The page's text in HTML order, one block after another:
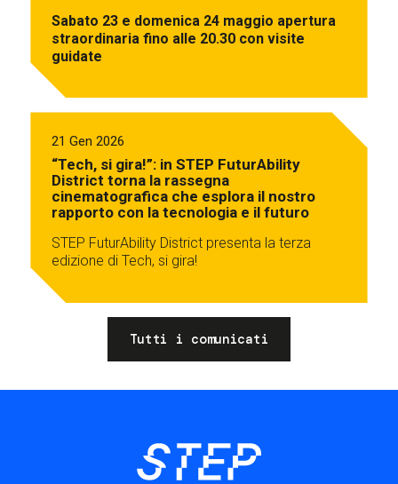
Sabato 23 e domenica 24 maggio apertura
straordinaria fino alle 20.30 con visite
guidate
21 Gen 2026
“Tech, si gira!”: in STEP FuturAbility
District torna la rassegna
cinematografica che esplora il nostro
rapporto con la tecnologia e il futuro
STEP FuturAbility District presenta la terza
edizione di Tech, si gira!
Tutti i comunicati